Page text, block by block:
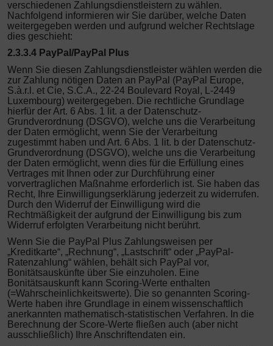
verschiedenen Zahlungsdienstleistern zu wählen.
Nachfolgend informieren wir Sie darüber, welche Daten
weitergegeben werden und aufgrund welcher Rechtslage
dies geschieht:
2.3.3.4 PayPal/PayPal Plus
Wenn Sie diesen Zahlungsdienstleister wählen werden die
zur Zahlung nötigen Daten an PayPal (PayPal Europe,
S.à.r.l. et Cie, S.C.A., 22-24 Boulevard Royal, L-2449
Luxembourg) weitergegeben. Die rechtliche Grundlage
hierfür der Art. 6 Abs. 1 lit. a der Datenschutz-
Grundverordnung (DSGVO), welche uns die Verarbeitung
der Daten ermöglicht, wenn Sie der Verarbeitung
zugestimmt haben und Art. 6 Abs. 1 lit. b der Datenschutz-
Grundverordnung (DSGVO), welche uns die Verarbeitung
der Daten ermöglicht, wenn dies für die Erfüllung eines
Vertrages mit Ihnen oder zur Durchführung einer
vorvertraglichen Maßnahme erforderlich ist. Sie haben das
Recht, Ihre Einwilligungserklärung jederzeit zu widerrufen.
Durch den Widerruf der Einwilligung wird die
Rechtmäßigkeit der aufgrund der Einwilligung bis zum
Widerruf erfolgten Verarbeitung nicht berührt.
Wenn Sie die PayPal Plus Zahlungsweisen per
„Kreditkarte“, „Rechnung“, „Lastschrift“ oder „PayPal-
Ratenzahlung“ wählen, behält sich PayPal vor,
Bonitätsauskünfte über Sie einzuholen. Eine
Bonitätsauskunft kann Scoring-Werte enthalten
(=Wahrscheinlichkeitswerte). Die so genannten Scoring-
Werte haben ihre Grundlage in einem wissenschaftlich
anerkannten mathematisch-statistischen Verfahren. In die
Berechnung der Score-Werte fließen auch (aber nicht
ausschließlich) Ihre Anschriftendaten ein.